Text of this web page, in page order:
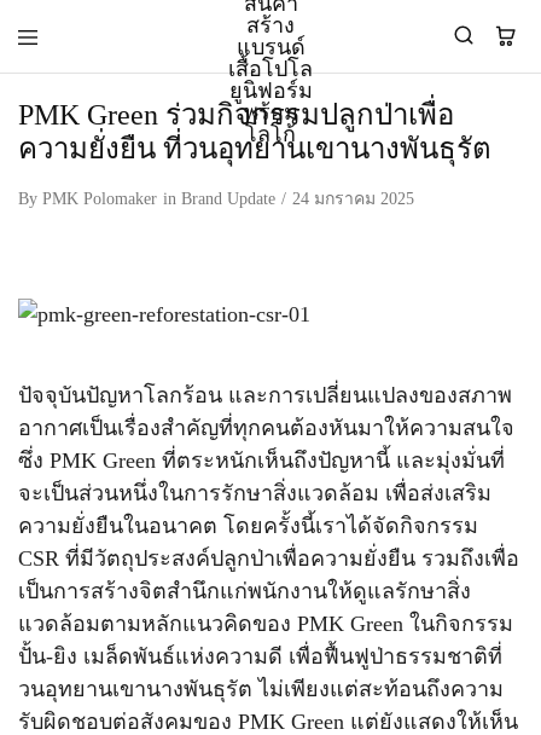
PMK
ผู้
เสื้อ
โปโล
โลโก้
ผู้
เสื้อ
ISO9001
และ
เขียว
ระดับ
ที่2
PMK Green ร่วมกิจกรรมปลูกป่าเพื่อ
ความยั่งยืน ที่วนอุทยานเขานางพันธุรัต
By PMK Polomaker in Brand Update 24 มกราคม 2025
ปัจจุบันปัญหาโลกร้อน และการเปลี่ยนแปลงของสภาพ
อากาศเป็นเรื่องสำคัญที่ทุกคนต้องหันมาให้ความสนใจ
ซึ่ง PMK Green ที่ตระหนักเห็นถึงปัญหานี้ และมุ่งมั่นที่
จะเป็นส่วนหนึ่งในการรักษาสิ่งแวดล้อม เพื่อส่งเสริม
ความยั่งยืนในอนาคต โดยครั้งนี้เราได้จัดกิจกรรม
CSR ที่มีวัตถุประสงค์ปลูกป่าเพื่อความยั่งยืน รวมถึงเพื่อ
เป็นการสร้างจิตสำนึกแก่พนักงานให้ดูแลรักษาสิ่ง
แวดล้อมตามหลักแนวคิดของ PMK Green ในกิจกรรม
ปั้น-ยิง เมล็ดพันธ์แห่งความดี เพื่อฟื้นฟูป่าธรรมชาติที่
วนอุทยานเขานางพันธุรัต ไม่เพียงแต่สะท้อนถึงความ
รับผิดชอบต่อสังคมของ PMK Green แต่ยังแสดงให้เห็น